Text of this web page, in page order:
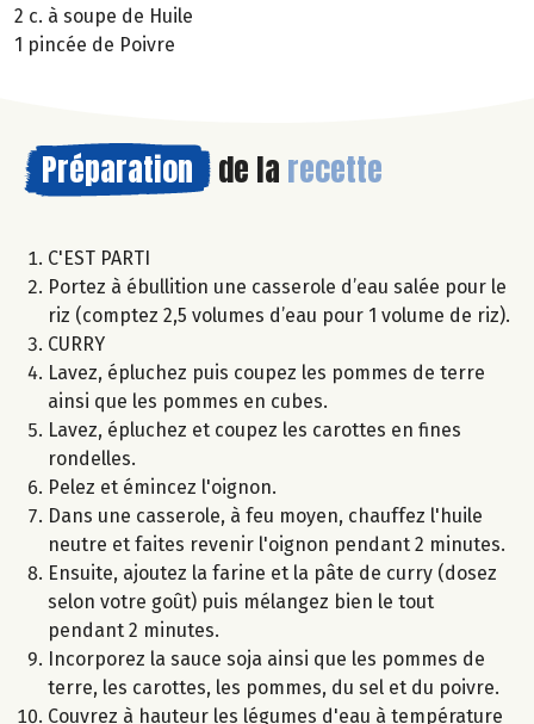
2 c. à soupe de Huile
1 pincée de Poivre
Préparation de la recette
C'EST PARTI
Portez à ébullition une casserole d’eau salée pour le
riz (comptez 2,5 volumes d’eau pour 1 volume de riz).
CURRY
Lavez, épluchez puis coupez les pommes de terre
ainsi que les pommes en cubes.
Lavez, épluchez et coupez les carottes en fines
rondelles.
Pelez et émincez l'oignon.
Dans une casserole, à feu moyen, chauffez l'huile
neutre et faites revenir l'oignon pendant 2 minutes.
Ensuite, ajoutez la farine et la pâte de curry (dosez
selon votre goût) puis mélangez bien le tout
pendant 2 minutes.
Incorporez la sauce soja ainsi que les pommes de
terre, les carottes, les pommes, du sel et du poivre.
Couvrez à hauteur les légumes d'eau à température